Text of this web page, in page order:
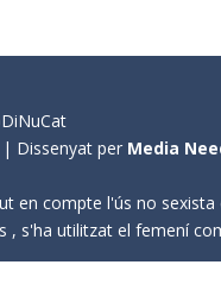
| Dissenyat per Media
en compte l'ús no
, s'ha utilitzat el femení